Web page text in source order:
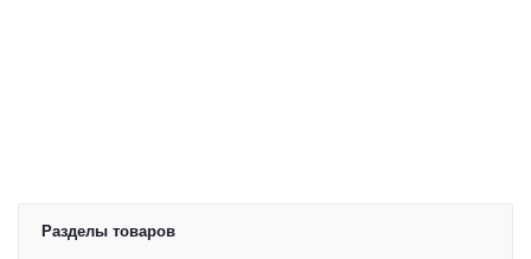
Разделы товаров